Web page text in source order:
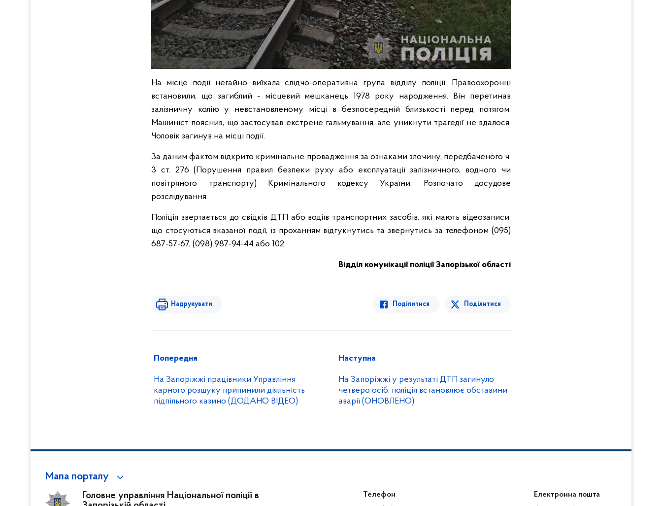
На місце події негайно виїхала слідчо-оперативна група відділу поліції. Правоохоронці
встановили, що загиблий - місцевий мешканець 1978 року народження. Він перетинав
залізничну колію у невстановленому місці в безпосередній близькості перед потягом.
Машиніст пояснив, що застосував екстрене гальмування, але уникнути трагедії не вдалося.
Чоловік загинув на місці події.
За даним фактом відкрито кримінальне провадження за ознаками злочину, передбаченого ч.
3 ст. 276 (Порушення правил безпеки руху або експлуатації залізничного, водного чи
повітряного транспорту) Кримінального кодексу України. Розпочато досудове
розслідування.
Поліція звертається до свідків ДТП або водіїв транспортних засобів, які мають відеозаписи,
що стосуються вказаної події, із проханням відгукнутись та звернутись за телефоном (095)
687-57-67, (098) 987-94-44 або 102.
Відділ комунікації поліції Запорізької області
Надрукувати Поділитися Поділитися
Попередня
На Запоріжжі працівники Управління
карного розшуку припинили діяльність
підпільного казино (ДОДАНО ВІДЕО)
Наступна
На Запоріжжі у результаті ДТП загинуло
четверо осіб: поліція встановлює обставини
аварії (ОНОВЛЕНО)
Мапа порталу
Головне управління Національної поліції в
Телефон
Електронна пошта